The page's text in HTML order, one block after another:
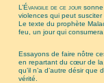
L’Évangile de ce joursonne
violences qui peut
Le texte du prophète
feu, un jour qui
Essayons de faire nôtre
en repartant du cœur de
qu’il n’a d’autre désir
vérité.